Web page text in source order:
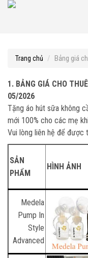
Trang chủ Bảng giá
1. BẢNG GIÁ CHO
05/2026
Tặng áo hút sữa không
mới 100% cho các mẹ
Vui lòng liên hệ để được
SẢN
PHẨM
HÌNH ẢNH
Medela
Pump In
Style
Advanced